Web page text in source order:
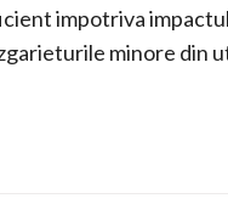
impotriva
minore din